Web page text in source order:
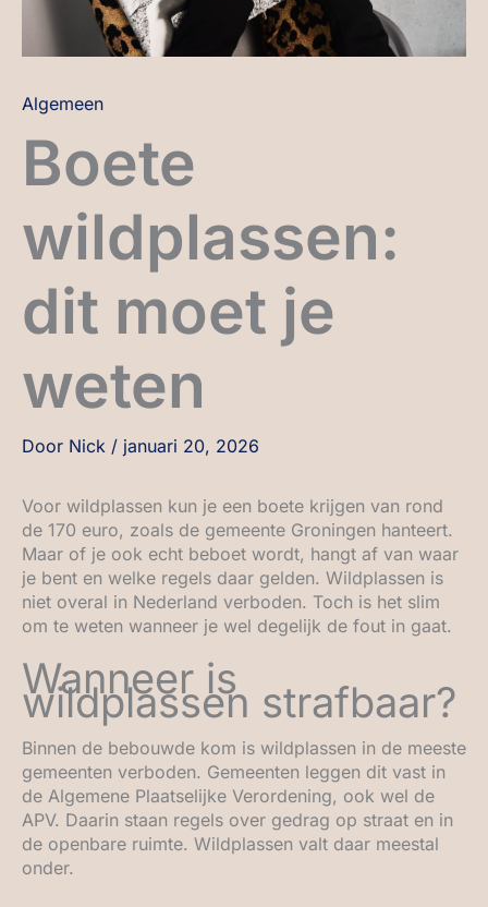
Algemeen
Boete
wildplassen:
dit moet je
weten
Door Nick / januari 20, 2026
Voor wildplassen kun je een boete krijgen van rond
de 170 euro, zoals de gemeente Groningen hanteert.
Maar of je ook echt beboet wordt, hangt af van waar
je bent en welke regels daar gelden. Wildplassen is
niet overal in Nederland verboden. Toch is het slim
om te weten wanneer je wel degelijk de fout in gaat.
Wanneer is
wildplassen strafbaar?
Binnen de bebouwde kom is wildplassen in de meeste
gemeenten verboden. Gemeenten leggen dit vast in
de Algemene Plaatselijke Verordening, ook wel de
APV. Daarin staan regels over gedrag op straat en in
de openbare ruimte. Wildplassen valt daar meestal
onder.